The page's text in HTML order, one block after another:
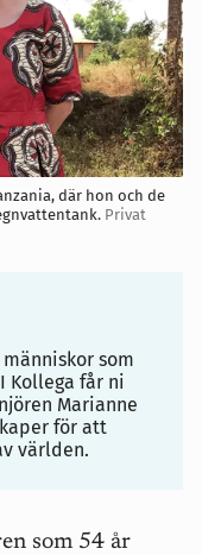
där hon och de
Privat
som
Kollega får ni
Marianne
för att
världen.
som 54 år